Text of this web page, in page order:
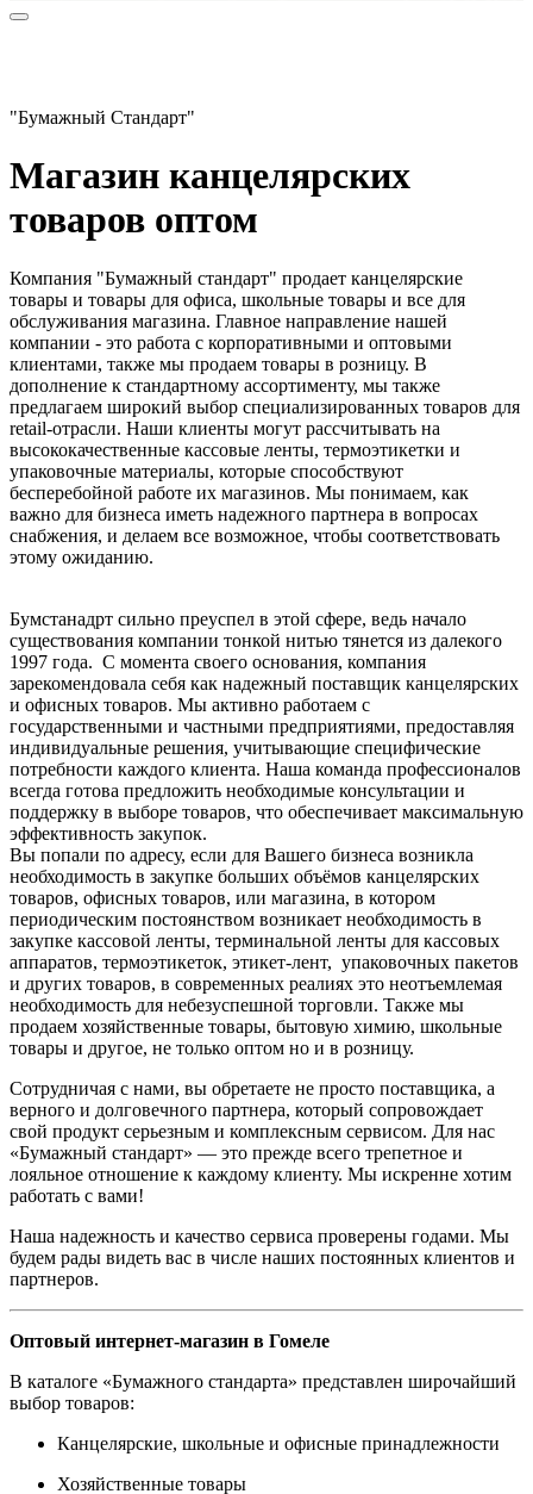
"Бумажный Стандарт"
Магазин канцелярских
товаров оптом
Компания "Бумажный стандарт" продает канцелярские
товары и товары для офиса, школьные товары и все для
обслуживания магазина. Главное направление нашей
компании - это работа с корпоративными и оптовыми
клиентами, также мы продаем товары в розницу. В
дополнение к стандартному ассортименту, мы также
предлагаем широкий выбор специализированных товаров для
retail-отрасли. Наши клиенты могут рассчитывать на
высококачественные кассовые ленты, термоэтикетки и
упаковочные материалы, которые способствуют
бесперебойной работе их магазинов. Мы понимаем, как
важно для бизнеса иметь надежного партнера в вопросах
снабжения, и делаем все возможное, чтобы соответствовать
этому ожиданию.
Бумстанадрт сильно преуспел в этой сфере, ведь начало
существования компании тонкой нитью тянется из далекого
1997 года. С момента своего основания, компания
зарекомендовала себя как надежный поставщик канцелярских
и офисных товаров. Мы активно работаем с
государственными и частными предприятиями, предоставляя
индивидуальные решения, учитывающие специфические
потребности каждого клиента. Наша команда профессионалов
всегда готова предложить необходимые консультации и
поддержку в выборе товаров, что обеспечивает максимальную
эффективность закупок.
Вы попали по адресу, если для Вашего бизнеса возникла
необходимость в закупке больших объёмов канцелярских
товаров, офисных товаров, или магазина, в котором
периодическим постоянством возникает необходимость в
закупке кассовой ленты, терминальной ленты для кассовых
аппаратов, термоэтикеток, этикет-лент, упаковочных пакетов
и других товаров, в современных реалиях это неотъемлемая
необходимость для небезуспешной торговли. Также мы
продаем хозяйственные товары, бытовую химию, школьные
товары и другое, не только оптом но и в розницу.
Сотрудничая с нами, вы обретаете не просто поставщика, а
верного и долговечного партнера, который сопровождает
свой продукт серьезным и комплексным сервисом. Для нас
«Бумажный стандарт» — это прежде всего трепетное и
лояльное отношение к каждому клиенту. Мы искренне хотим
работать с вами!
Наша надежность и качество сервиса проверены годами. Мы
будем рады видеть вас в числе наших постоянных клиентов и
партнеров.
Оптовый интернет-магазин в Гомеле
В каталоге «Бумажного стандарта» представлен широчайший
выбор товаров:
Канцелярские, школьные и офисные принадлежности
Хозяйственные товары